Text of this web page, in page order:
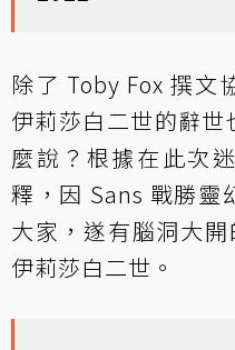
除了 Toby Fox 撰文
伊莉莎白二世的辭
麼說？根據在此次
釋，因 Sans 戰勝靈
大家，遂有腦洞大
伊莉莎白二世。